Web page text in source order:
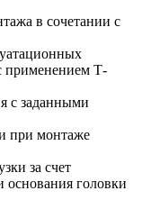
в сочетании с
применением Т-
с заданными
при монтаже
за счет
основания головки